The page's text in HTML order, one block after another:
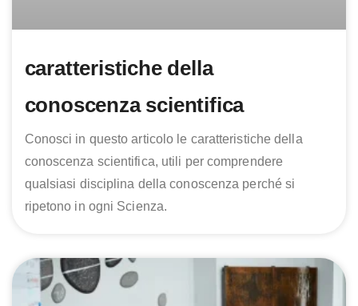
caratteristiche della
conoscenza scientifica
Conosci in questo articolo le caratteristiche della
conoscenza scientifica, utili per comprendere
qualsiasi disciplina della conoscenza perché si
ripetono in ogni Scienza.